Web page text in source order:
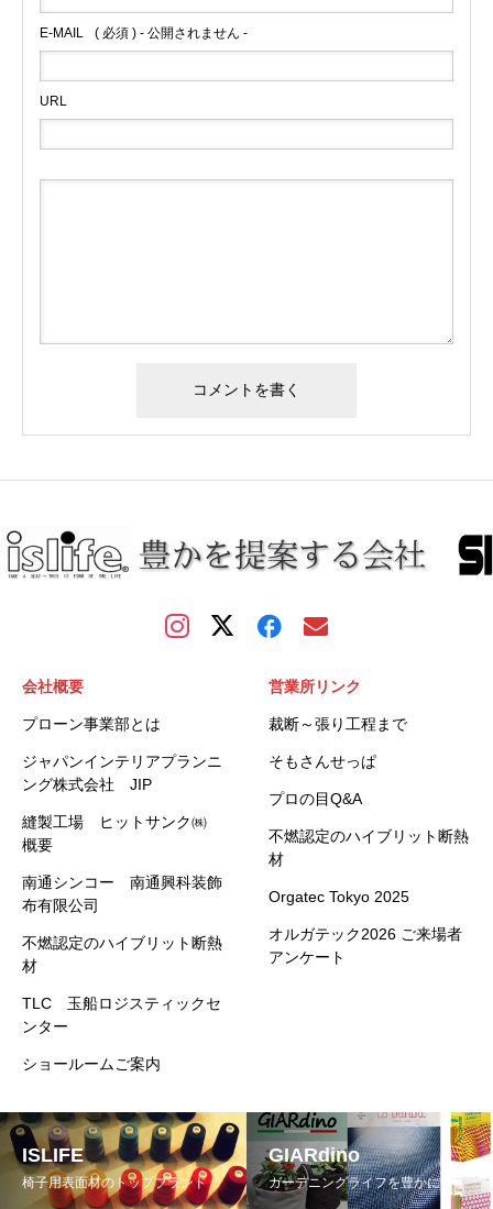
E-MAIL ( 必須 ) - 公開されません -
URL
会社概要
プローン事業部とは
ジャパンインテリアプランニ
ング株式会社 JIP
縫製工場 ヒットサンク㈱
概要
南通シンコー 南通興科装飾
布有限公司
不燃認定のハイブリット断熱
材
TLC 玉船ロジスティックセ
ンター
ショールームご案内
営業所リンク
裁断～張り工程まで
そもさんせっぱ
プロの目Q&A
不燃認定のハイブリット断熱
材
Orgatec Tokyo 2025
オルガテック2026 ご来場者
アンケート
ISLIFE
椅子用表面材のトップブランド
GIARdino
ガーデニングライフを豊かに